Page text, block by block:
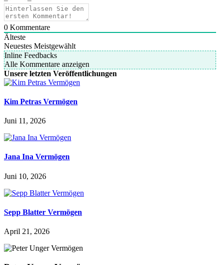
0 Kommentare
Älteste
Neuestes Meistgewählt
Inline Feedbacks
Alle Kommentare anzeigen
Unsere letzten Veröffentlichungen
Kim Petras Vermögen
Juni 11, 2026
Jana Ina Vermögen
Juni 10, 2026
Sepp Blatter Vermögen
April 21, 2026